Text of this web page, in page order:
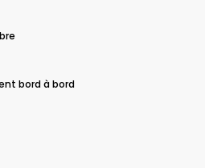
bord à bord